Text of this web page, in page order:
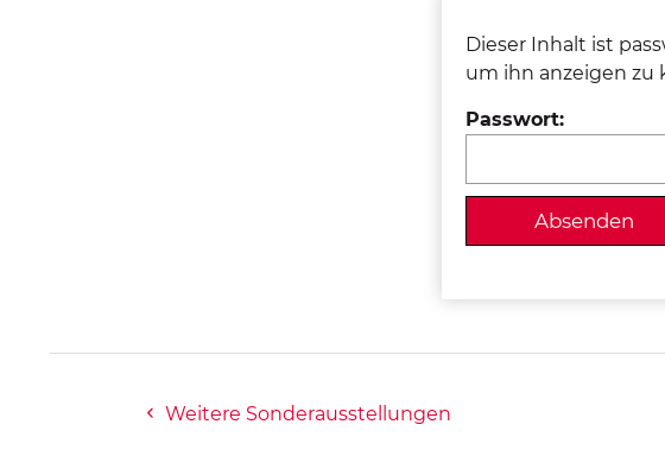
Dieser Inhalt ist
um ihn anzeigen zu
Passwort:
Weitere Sonderausstellungen